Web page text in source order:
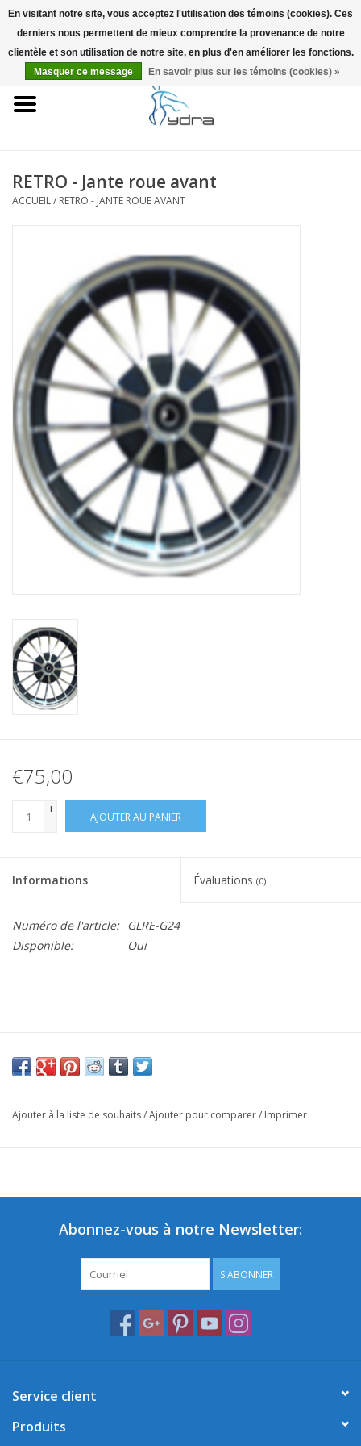
EUR
Accueil
RETRO - Jante roue avant
ACCUEIL/ RETRO - JANTE ROUE AVANT
€75,00
+
-
AJOUTER AU PANIER
Informations Évaluations (0)
Numéro de l'article:
GLRE-G24
Disponible:
Oui
Ajouter à la liste de souhaits/Ajouter pour comparer/ Imprimer
Abonnez-vous à notre Newsletter:
S'ABONNER
Service client
Produits
En visitant notre site, vous acceptez l'utilisation des témoins (cookies). Ces
derniers nous permettent de mieux comprendre la provenance de notre
clientèle et son utilisation de notre site, en plus d'en améliorer les fonctions.
Masquer ce message
En savoir plus sur les témoins (cookies) »